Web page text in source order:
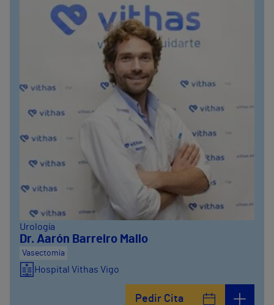
Urología
Dr. Aarón Barreiro Mallo
Vasectomía
Hospital Vithas Vigo
Pedir Cita